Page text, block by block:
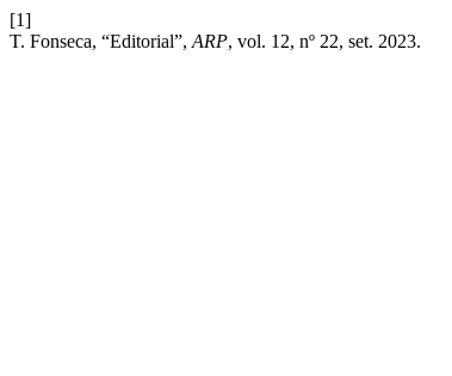
[1]
T. Fonseca, “Editorial”, ARP, vol. 12, nº 22, set. 2023.